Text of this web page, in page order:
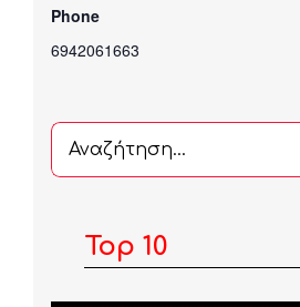
Phone
6942061663
Αναζήτηση
...
Top 10